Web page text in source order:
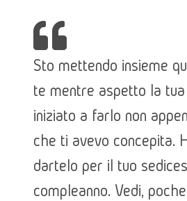
Sto mettendo insieme
te mentre aspetto la
iniziato a farlo non
che ti avevo concepita.
dartelo per il tuo
compleanno. Vedi,